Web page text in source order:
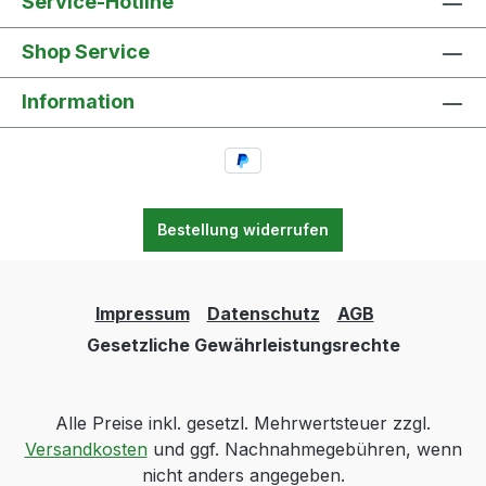
Shop Service
Information
Bestellung widerrufen
Impressum Datenschutz
AGB
Gesetzliche Gewährleistungsrechte
Alle Preise inkl. gesetzl. Mehrwertsteuer zzgl.
Versandkostenund ggf. Nachnahmegebühren, wenn
nicht anders angegeben.